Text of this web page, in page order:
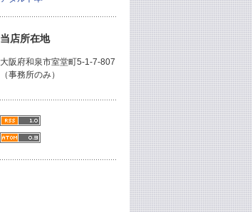
当店所在地
大阪府和泉市室堂町5-1-7-807
（事務所のみ）